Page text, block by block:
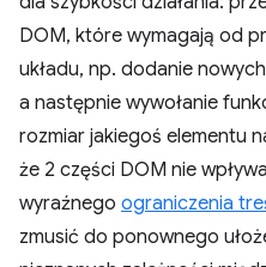
DOM, które wymagają od
układu, np. dodanie
a następnie wywołanie
rozmiar jakiegoś elementu
że 2 części DOM nie
wyraźnego ograniczenia
zmusić do ponownego